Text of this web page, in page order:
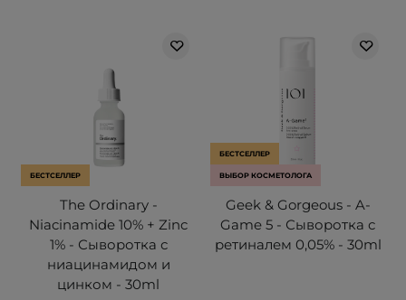
БЕСТСЕЛЛЕР
The Ordinary -
Niacinamide 10% + Zinc
1% - Сыворотка с
ниацинамидом и
цинком - 30ml
БЕСТСЕЛЛЕР
ВЫБОР КОСМЕТОЛОГА
Geek & Gorgeous - A-
Game 5 - Сыворотка с
ретиналем 0,05% - 30ml